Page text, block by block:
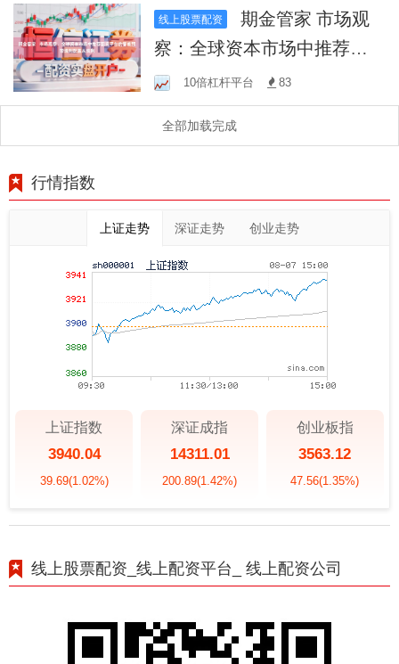
线上股票配资
期金管家 市场观
察：全球资本市场中推荐配
资平台的智能预警规则配置
从规则
10倍杠杆平台 83
全部加载完成
行情指数
上证走势 深证走势 创业走势
上证指数
3940.04
39.69(1.02%)
深证成指
14311.01
200.89(1.42%)
创业板指
3563.12
47.56(1.35%)
线上股票配资_线上配资平台_ 线上配资公司